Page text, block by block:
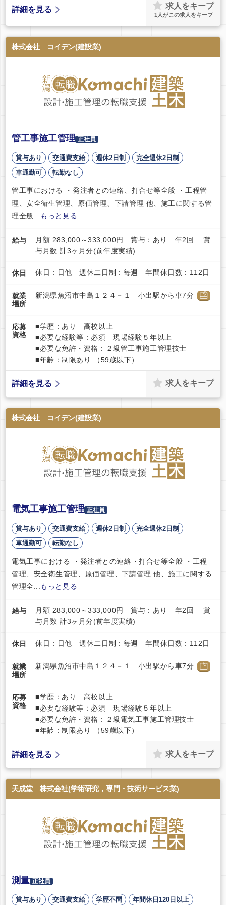
詳細を見る 求人をキープ
1 人がこの求人をキープ
株式会社 コイデン(建設業)
管工事施工管理 正社員
賞与あり 交通費支給 週休2日制
完全週休2日制
車通勤可
転勤なし
管工事における ・発注者との連絡、打合せ等全般 ・工程管
理、安全衛生管理、原価管理、下請管理 他、施工に関する管
理全般...
もっと見る
給与
月額 283,000～333,000円 賞与：あり 年2回 賞
与月数 計3ヶ月分(前年度実績)
休日 休日：日他 週休二日制：毎週 年間休日数：112日
就業
場所
新潟県魚沼市中島１２４－１ 小出駅から車7分
応募
資格
■学歴：あり 高校以上
■必要な経験等：必須 現場経験５年以上
■必要な免許・資格：２級管工事施工管理技士
■年齢：制限あり （59歳以下）
詳細を見る 求人をキープ
株式会社 コイデン(建設業)
電気工事施工管理 正社員
賞与あり 交通費支給 週休2日制
完全週休2日制
車通勤可
転勤なし
電気工事における ・発注者との連絡・打合せ等全般 ・工程
管理、安全衛生管理、原価管理、下請管理 他、施工に関する
管理全...
もっと見る
給与
月額 283,000～333,000円 賞与：あり 年2回 賞
与月数 計3ヶ月分(前年度実績)
休日 休日：日他 週休二日制：毎週 年間休日数：112日
就業
場所
新潟県魚沼市中島１２４－１ 小出駅から車7分
応募
資格
■学歴：あり 高校以上
■必要な経験等：必須 現場経験５年以上
■必要な免許・資格：２級電気工事施工管理技士
■年齢：制限あり （59歳以下）
詳細を見る 求人をキープ
天成堂 株式会社(学術研究，専門・技術サービス業)
測量 正社員
賞与あり 交通費支給 学歴不問 年間休日120日以上